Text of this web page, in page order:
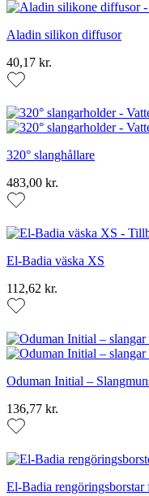
Aladin silikon diffusor
40,17 kr.
320° slanghållare
483,00 kr.
El-Badia väska XS
112,62 kr.
Oduman Initial –
136,77 kr.
El-Badia rengöringsborstar